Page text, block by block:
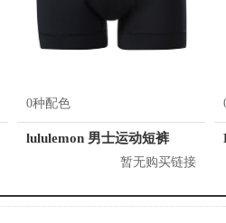
0种配色
lululemon 男士运动短裤
暂无购买链接